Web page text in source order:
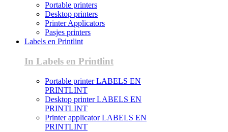
Portable printers
Desktop printers
Printer Applicators
Pasjes printers
Labels en Printlint
In Labels en Printlint
Portable printer LABELS EN
PRINTLINT
Desktop printer LABELS EN
PRINTLINT
Printer applicator LABELS EN
PRINTLINT